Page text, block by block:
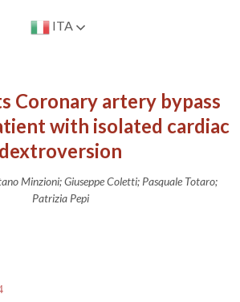
ITA
Coronary artery bypass
with isolated cardiac
dextroversion
Minzioni; Giuseppe Coletti; Pasquale Totaro;
Patrizia Pepi